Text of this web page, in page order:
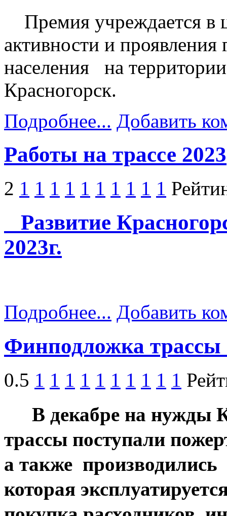
Премия учреждается в
активности и
населения на
Красногорск.
Подробнее... Добавить
Работы на трассе 2023
2 1 1 1 1 1 1 1 1 1 1
Развитие
2023г.
Подробнее... Добавить
Финподложка трассы
0.5 1 1 1 1 1 1 1 1 1 1
В декабре на нужды
трассы поступали
а также
которая